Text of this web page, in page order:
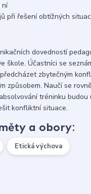
ní
při řešení obtížných
dovedností
škole. Účastníci se
zbytečným
způsobem. Naučí se
tréninku
konfliktní situace.
a obory:
Etická výchova